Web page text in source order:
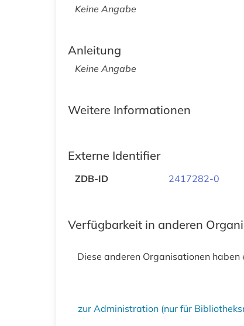
Keine Angabe
Anleitung
Keine Angabe
Weitere Informationen
Externe Identifier
ZDB-ID 2417282-0
Verfügbarkeit in anderen
Diese anderen Organisationen haben
zur Administration (nur für